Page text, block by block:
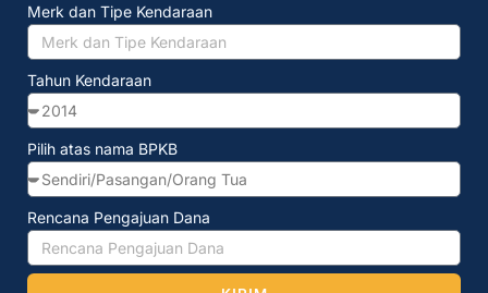
Merk dan Tipe Kendaraan
Tahun Kendaraan
Pilih atas nama BPKB
Rencana Pengajuan Dana